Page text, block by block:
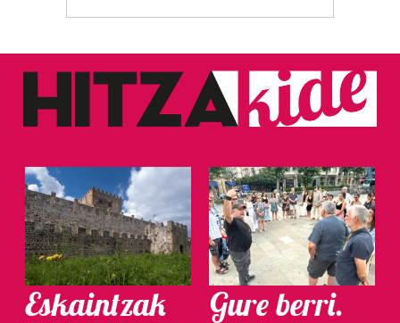
Eskaintzak Gure berri.